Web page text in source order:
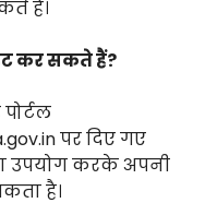
हैं।
कर सकते हैं?
पर दिए गए
उपयोग करके अपनी
है।